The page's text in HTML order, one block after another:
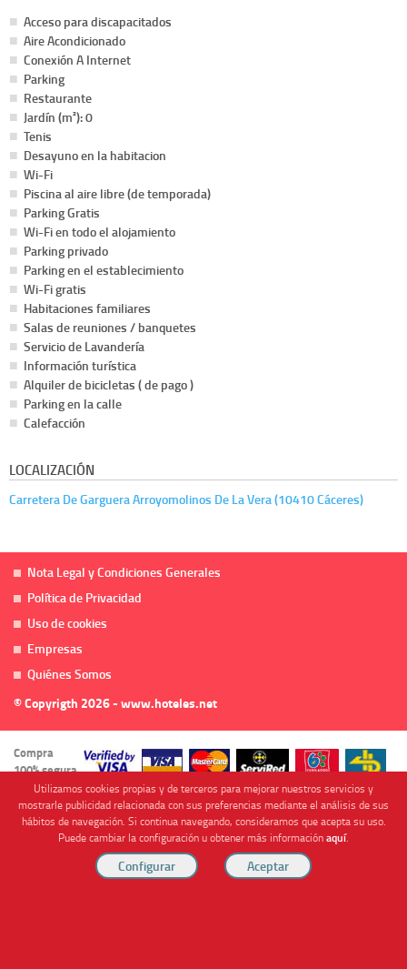
Acceso para discapacitados
Aire Acondicionado
Conexión A Internet
Parking
Restaurante
Jardín (m²): 0
Tenis
Desayuno en la habitacion
Wi-Fi
Piscina al aire libre (de temporada)
Parking Gratis
Wi-Fi en todo el alojamiento
Parking privado
Parking en el establecimiento
Wi-Fi gratis
Habitaciones familiares
Salas de reuniones / banquetes
Servicio de Lavandería
Información turística
Alquiler de bicicletas ( de pago )
Parking en la calle
Calefacción
LOCALIZACIÓN
Carretera De Garguera Arroyomolinos De La Vera (10410 Cáceres)
Nota Legal y Condiciones Generales
Política de Privacidad
Uso de cookies
Empresas
Quiénes Somos
© Copyrigth 2026 - www.hoteles.net
Compra
100% segura
Cofinanciado por
Utilizamos cookies propias y de terceros para mejorar nuestros servicios y
mostrarle publicidad relacionada con sus preferencias mediante el análisis de sus
hábitos de navegación. Si continua navegando, consideramos que acepta su uso.
Puede cambiar la configuración u obtener más informaciónaquí.